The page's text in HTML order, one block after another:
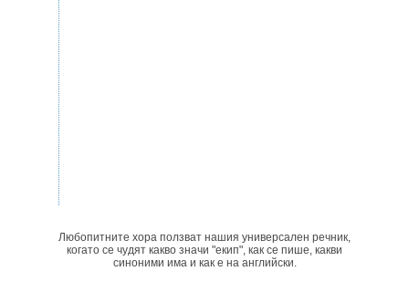
Любопитните хора ползват нашия универсален речник,
когато се чудят какво значи "екип", как се пише, какви
синоними има и как е на английски.